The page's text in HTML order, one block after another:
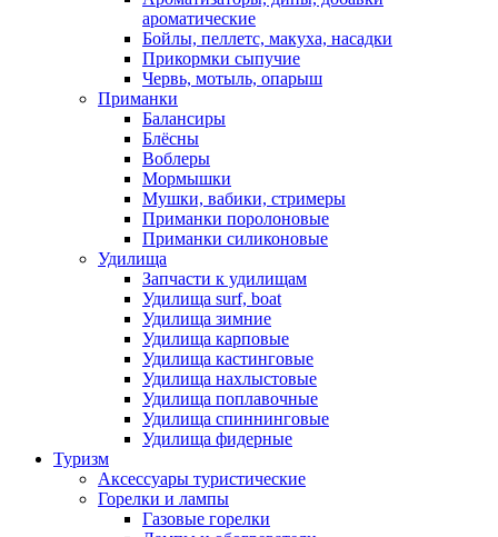
ароматические
Бойлы, пеллетс, макуха, насадки
Прикормки сыпучие
Червь, мотыль, опарыш
Приманки
Балансиры
Блёсны
Воблеры
Мормышки
Мушки, вабики, стримеры
Приманки поролоновые
Приманки силиконовые
Удилища
Запчасти к удилищам
Удилища surf, boat
Удилища зимние
Удилища карповые
Удилища кастинговые
Удилища нахлыстовые
Удилища поплавочные
Удилища спиннинговые
Удилища фидерные
Туризм
Аксессуары туристические
Горелки и лампы
Газовые горелки